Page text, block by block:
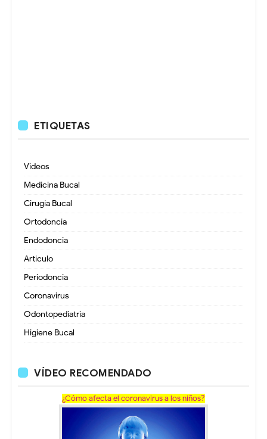
ETIQUETAS
Videos
Medicina Bucal
Cirugía Bucal
Ortodoncia
Endodoncia
Artículo
Periodoncia
Coronavirus
Odontopediatria
Higiene Bucal
VÍDEO RECOMENDADO
¿Cómo afecta el coronavirus a los niños?